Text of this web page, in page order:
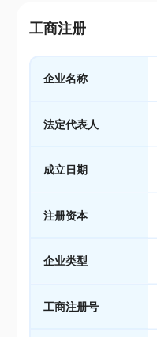
工商注册
企业名称
法定代表人
成立日期
注册资本
企业类型
工商注册号